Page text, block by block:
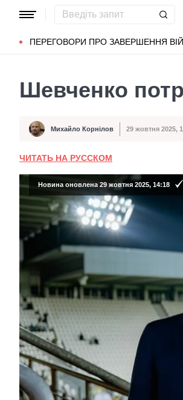
ПЕРЕГОВОРИ ПРО ЗАВЕРШЕННЯ
Популярні запити Маріуполь Донбас
Шевченко
Автор Михайло Корнілов
Дата публікації 29 жовтня 2025,
ЧИТАТЬ НА РУССКОМ
Новина оновлена 29 жовтня 2025, 14:18